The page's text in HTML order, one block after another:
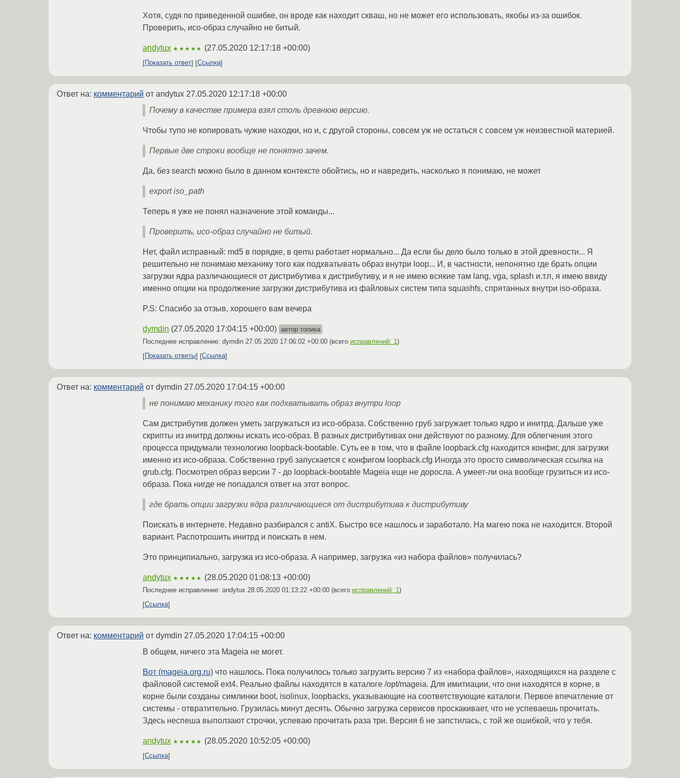
Хотя, судя по приведенной ошибке, он вроде как находит скваш, но не может его использовать, якобы из-за ошибок.
Проверить, исо-образ случайно не битый.
andytux ★★★★★ (27.05.2020 12:17:18 +00:00)
Показать ответ Ссылка
Ответ на: комментарий от andytux 27.05.2020 12:17:18 +00:00
Почему в качестве примера взял столь древнюю версию.
Чтобы тупо не копировать чужие находки, но и, с другой стороны, совсем уж не остаться с совсем уж неизвестной материей.
Первые две строки вообще не понятно зачем.
Да, без search можно было в данном контексте обойтись, но и навредить, насколько я понимаю, не может
export iso_path
Теперь я уже не понял назначение этой команды...
Проверить, исо-образ случайно не битый.
Нет, файл исправный: md5 в порядке, в qemu работает нормально... Да если бы дело было только в этой древности... Я
решительно не понимаю механику того как подхватывать образ внутри loop... И, в частности, непонятно где брать опции
загрузки ядра различающиеся от дистрибутива к дистрибутиву, и я не имею всякие там lang, vga, splash и.т.п, я имею ввиду
именно опции на продолжение загрузки дистрибутива из файловых систем типа squashfs, спрятанных внутри iso-образа.
P.S: Спасибо за отзыв, хорошего вам вечера
dymdin (27.05.2020 17:04:15 +00:00) автор топика
Последнее исправление: dymdin 27.05.2020 17:06:02 +00:00 (всего исправлений: 1 )
Показать ответы
Ссылка
Ответ на: комментарий от dymdin 27.05.2020 17:04:15 +00:00
не понимаю механику того как подхватывать образ внутри loop
Сам дистрибутив должен уметь загружаться из исо-образа. Собственно груб загружает только ядро и инитрд. Дальше уже
скрипты из инитрд должны искать исо-образ. В разных дистрибутивах они действуют по разному. Для облегчения этого
процесса придумали технологию loopback-bootable. Суть ее в том, что в файле loopback.cfg находится конфиг, для загрузки
именно из исо-образа. Собственно груб запускается с конфигом loopback.cfg Иногда это просто символическая ссылка на
grub.cfg. Посмотрел образ версии 7 - до loopback-bootable Mageia еще не доросла. А умеет-ли она вообще грузиться из исо-
образа. Пока нигде не попадался ответ на этот вопрос.
где брать опции загрузки ядра различающиеся от дистрибутива к дистрибутиву
Поискать в интернете. Недавно разбирался с antiX. Быстро все нашлось и заработало. На магею пока не находится. Второй
вариант. Распотрошить инитрд и поискать в нем.
Это принципиально, загрузка из исо-образа. А например, загрузка «из набора файлов» получилась?
andytux ★★★★★ (28.05.2020 01:08:13 +00:00)
Последнее исправление: andytux 28.05.2020 01:13:22 +00:00 (всего исправлений: 1 )
Ссылка
Ответ на: комментарий от dymdin 27.05.2020 17:04:15 +00:00
В общем, ничего эта Mageia не могет.
Вот (mageia.org.ru) что нашлось. Пока получилось только загрузить версию 7 из «набора файлов», находящихся на разделе с
файловой системой ext4. Реально файлы находятся в каталоге /opt/mageia. Для имитиации, что они находятся в корне, в
корне были созданы симлинки boot, isolinux, loopbacks, указывающие на соответствующие каталоги. Первое впечатление от
системы - отвратительно. Грузилась минут десять. Обычно загрузка сервисов проскакивает, что не успеваешь прочитать.
Здесь неспеша выползают строчки, успеваю прочитать раза три. Версия 6 не запстилась, с той же ошибкой, что у тебя.
andytux ★★★★★ (28.05.2020 10:52:05 +00:00)
Ссылка